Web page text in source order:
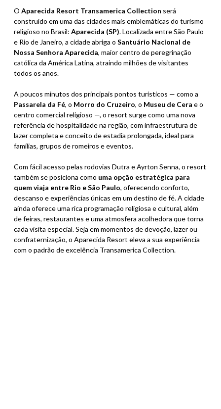
O Aparecida Resort Transamerica Collection será
construído em uma das cidades mais emblemáticas do turismo
religioso no Brasil: Aparecida (SP). Localizada entre São Paulo
e Rio de Janeiro, a cidade abriga o Santuário Nacional de
Nossa Senhora Aparecida, maior centro de peregrinação
católica da América Latina, atraindo milhões de visitantes
todos os anos.
A poucos minutos dos principais pontos turísticos — como a
Passarela da Fé, o Morro do Cruzeiro, o Museu de Cera e o
centro comercial religioso —, o resort surge como uma nova
referência de hospitalidade na região, com infraestrutura de
lazer completa e conceito de estadia prolongada, ideal para
famílias, grupos de romeiros e eventos.
Com fácil acesso pelas rodovias Dutra e Ayrton Senna, o resort
também se posiciona como uma opção estratégica para
quem viaja entre Rio e São Paulo, oferecendo conforto,
descanso e experiências únicas em um destino de fé. A cidade
ainda oferece uma rica programação religiosa e cultural, além
de feiras, restaurantes e uma atmosfera acolhedora que torna
cada visita especial. Seja em momentos de devoção, lazer ou
confraternização, o Aparecida Resort eleva a sua experiência
com o padrão de excelência Transamerica Collection.